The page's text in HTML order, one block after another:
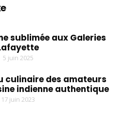
sublimée aux Galeries
5 juin 2025
culinaire des amateurs
indienne authentique
17 juin 2023